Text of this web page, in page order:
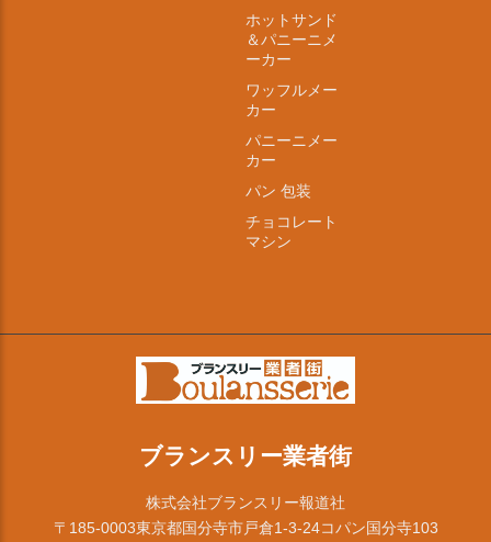
ホットサンド
＆パニーニメ
ーカー
ワッフルメー
カー
パニーニメー
カー
パン 包装
チョコレート
マシン
ブランスリー業者街
株式会社ブランスリー報道社
〒185-0003東京都国分寺市戸倉1-3-24コパン国分寺103